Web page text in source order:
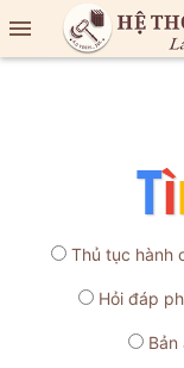

Thủ tục hành
Hỏi đáp